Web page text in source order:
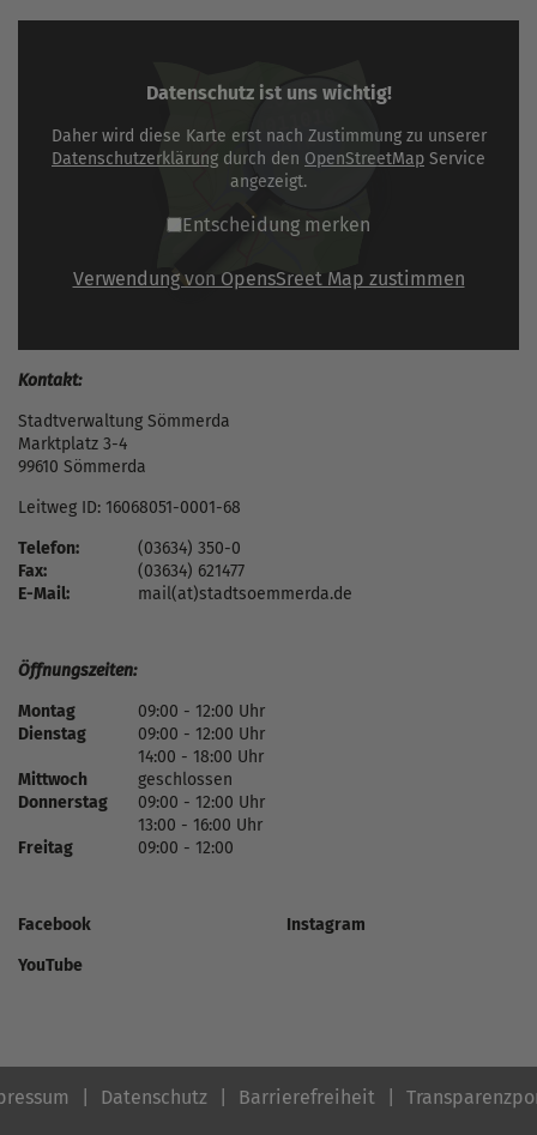
Datenschutz ist uns wichtig!
Daher wird diese Karte erst nach Zustimmung zu unserer
Datenschutzerklärung durch den OpenStreetMap Service
angezeigt.
Entscheidung merken
Verwendung von OpensSreet Map zustimmen
Kontakt:
Stadtverwaltung Sömmerda
Marktplatz 3-4
99610 Sömmerda
Leitweg ID: 16068051-0001-68
Telefon:
(03634) 350-0
Fax:
(03634) 621477
E-Mail:
mail(at)stadtsoemmerda.de
Öffnungszeiten:
Montag
09:00 - 12:00 Uhr
Dienstag
09:00 - 12:00 Uhr
14:00 - 18:00 Uhr
Mittwoch
geschlossen
Donnerstag
09:00 - 12:00 Uhr
13:00 - 16:00 Uhr
Freitag
09:00 - 12:00
Facebook
Instagram
YouTube
Datenschutz Barrierefreiheit